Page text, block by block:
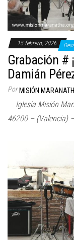
15 febrero, 2026
Grabación #
Damián
Por MISIÓN
Iglesia Misión
46200 – (Valencia)